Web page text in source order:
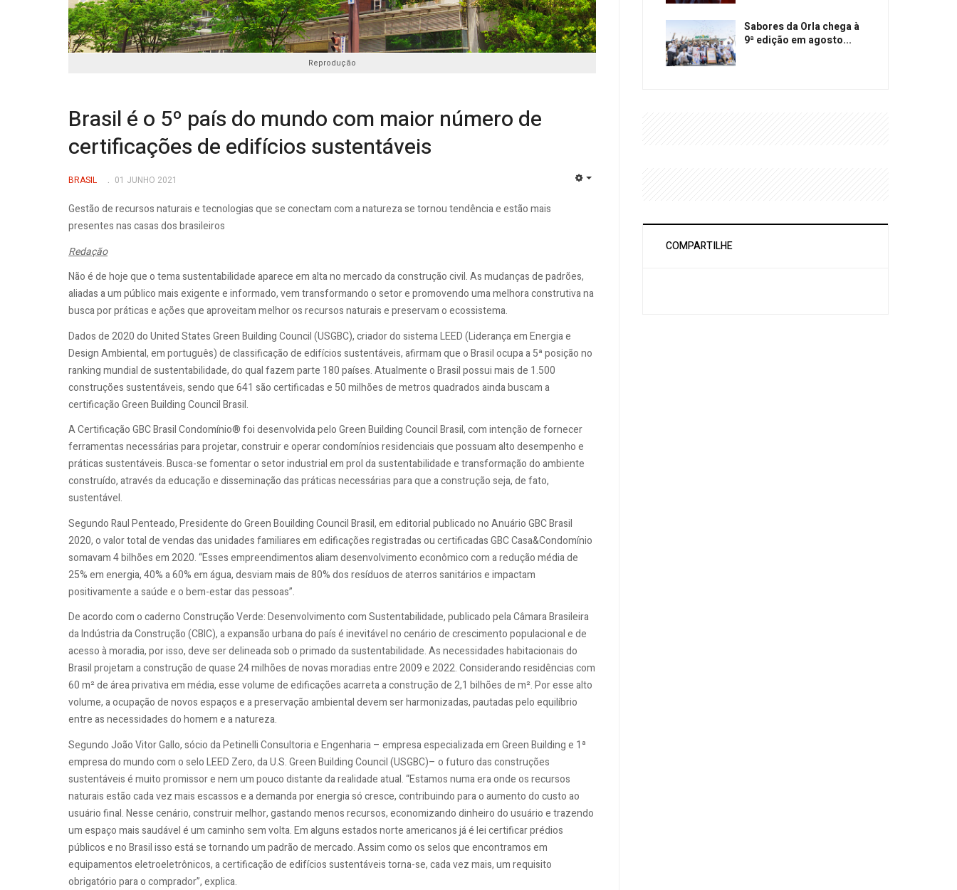
Reprodução
Brasil é o 5º país do mundo com maior número de
certificações de edifícios sustentáveis
BRASIL 01 JUNHO 2021
Gestão de recursos naturais e tecnologias que se conectam com a natureza se tornou tendência e estão mais
presentes nas casas dos brasileiros
Redação
Não é de hoje que o tema sustentabilidade aparece em alta no mercado da construção civil. As mudanças de padrões,
aliadas a um público mais exigente e informado, vem transformando o setor e promovendo uma melhora construtiva na
busca por práticas e ações que aproveitam melhor os recursos naturais e preservam o ecossistema.
Dados de 2020 do United States Green Building Council (USGBC), criador do sistema LEED (Liderança em Energia e
Design Ambiental, em português) de classificação de edifícios sustentáveis, afirmam que o Brasil ocupa a 5ª posição no
ranking mundial de sustentabilidade, do qual fazem parte 180 países. Atualmente o Brasil possui mais de 1.500
construções sustentáveis, sendo que 641 são certificadas e 50 milhões de metros quadrados ainda buscam a
certificação Green Building Council Brasil.
A Certificação GBC Brasil Condomínio® foi desenvolvida pelo Green Building Council Brasil, com intenção de fornecer
ferramentas necessárias para projetar, construir e operar condomínios residenciais que possuam alto desempenho e
práticas sustentáveis. Busca-se fomentar o setor industrial em prol da sustentabilidade e transformação do ambiente
construído, através da educação e disseminação das práticas necessárias para que a construção seja, de fato,
sustentável.
Segundo Raul Penteado, Presidente do Green Bouilding Council Brasil, em editorial publicado no Anuário GBC Brasil
2020, o valor total de vendas das unidades familiares em edificações registradas ou certificadas GBC Casa&Condomínio
somavam 4 bilhões em 2020. “Esses empreendimentos aliam desenvolvimento econômico com a redução média de
25% em energia, 40% a 60% em água, desviam mais de 80% dos resíduos de aterros sanitários e impactam
positivamente a saúde e o bem-estar das pessoas”.
De acordo com o caderno Construção Verde: Desenvolvimento com Sustentabilidade, publicado pela Câmara Brasileira
da Indústria da Construção (CBIC), a expansão urbana do país é inevitável no cenário de crescimento populacional e de
acesso à moradia, por isso, deve ser delineada sob o primado da sustentabilidade. As necessidades habitacionais do
Brasil projetam a construção de quase 24 milhões de novas moradias entre 2009 e 2022. Considerando residências com
60 m² de área privativa em média, esse volume de edificações acarreta a construção de 2,1 bilhões de m². Por esse alto
volume, a ocupação de novos espaços e a preservação ambiental devem ser harmonizadas, pautadas pelo equilíbrio
entre as necessidades do homem e a natureza.
Segundo João Vitor Gallo, sócio da Petinelli Consultoria e Engenharia – empresa especializada em Green Building e 1ª
empresa do mundo com o selo LEED Zero, da U.S. Green Building Council (USGBC)– o futuro das construções
sustentáveis é muito promissor e nem um pouco distante da realidade atual. “Estamos numa era onde os recursos
naturais estão cada vez mais escassos e a demanda por energia só cresce, contribuindo para o aumento do custo ao
usuário final. Nesse cenário, construir melhor, gastando menos recursos, economizando dinheiro do usuário e trazendo
um espaço mais saudável é um caminho sem volta. Em alguns estados norte americanos já é lei certificar prédios
públicos e no Brasil isso está se tornando um padrão de mercado. Assim como os selos que encontramos em
equipamentos eletroeletrônicos, a certificação de edifícios sustentáveis torna-se, cada vez mais, um requisito
obrigatório para o comprador”, explica.
Sabores da Orla chega à
9ª edição em agosto...
COMPARTILHE